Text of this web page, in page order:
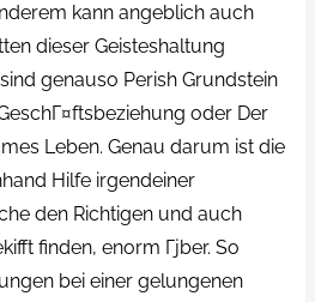
kann angeblich auch
dieser Geisteshaltung
genauso Perish Grundstein
oder Der
Leben. Genau darum ist die
Hilfe irgendeiner
den Richtigen und auch
finden, enorm Гјber. So
bei einer gelungenen